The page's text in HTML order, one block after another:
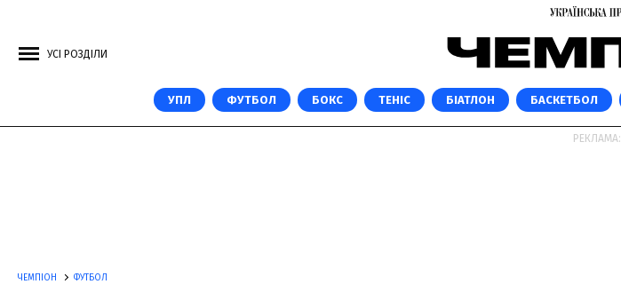
УСІ РОЗДІЛИ
УПЛ ФУТБОЛ БОКС ТЕНІС БІАТЛОН БАСКЕТБОЛ
РЕКЛАМА:
ЧЕМПІОН ФУТБОЛ